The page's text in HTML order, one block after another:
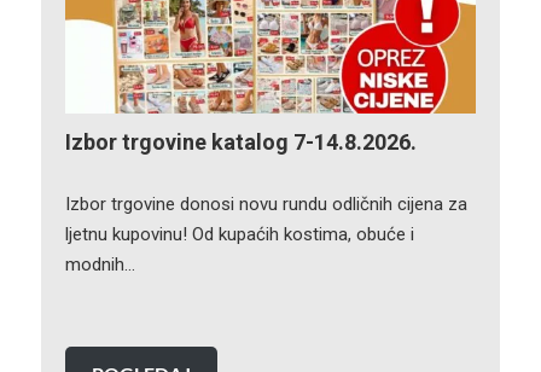
Izbor trgovine katalog 7-14.8.2026.
Izbor trgovine donosi novu rundu odličnih cijena za
ljetnu kupovinu! Od kupaćih kostima, obuće i
modnih…